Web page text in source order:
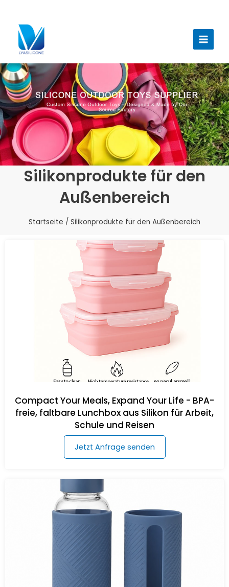
springen
Silikonprodukte für den
Außenbereich
Startseite / Silikonprodukte für den Außenbereich
Compact Your Meals, Expand Your Life - BPA-
freie, faltbare Lunchbox aus Silikon für Arbeit,
Schule und Reisen
Jetzt Anfrage senden